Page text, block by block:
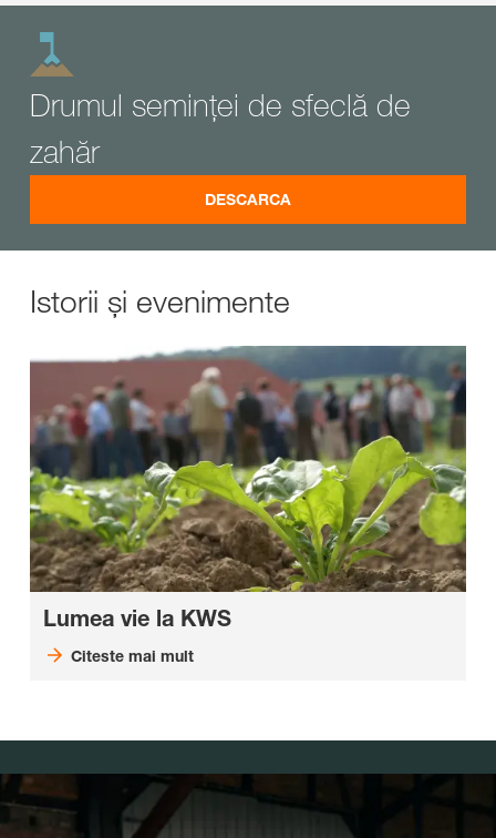
Drumul seminței de sfeclă de
zahăr
DESCARCA
Istorii și evenimente
Lumea vie la KWS
Citeste mai mult